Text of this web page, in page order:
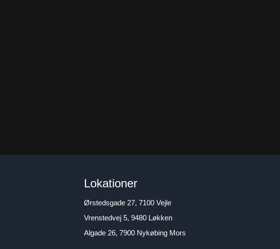
Lokationer
Ørstedsgade 27, 7100 Vejle
Vrenstedvej 5, 9480 Løkken
Algade 26, 7900 Nykøbing Mors